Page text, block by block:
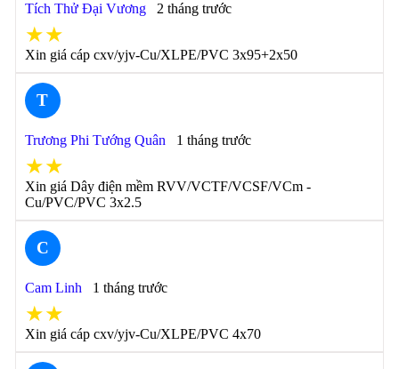
Tích Thử Đại Vương 2 tháng trước
★★
Xin giá cáp cxv/yjv-Cu/XLPE/PVC 3x95+2x50
T
Trương Phi Tướng Quân 1 tháng trước
★★
Xin giá Dây điện mềm RVV/VCTF/VCSF/VCm -
Cu/PVC/PVC 3x2.5
C
Cam Linh 1 tháng trước
★★
Xin giá cáp cxv/yjv-Cu/XLPE/PVC 4x70